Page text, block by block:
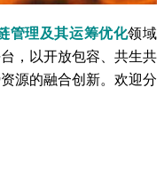
管理及其运筹优化领域
，以开放包容、共生共
源的融合创新。欢迎分